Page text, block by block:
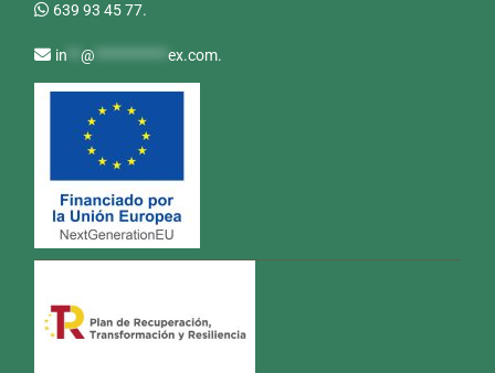
639 93 45 77.
in **@ ***********ex.com.